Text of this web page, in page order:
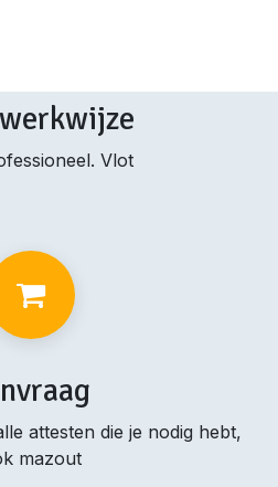
Vlot
attesten die je nodig hebt,
mazout